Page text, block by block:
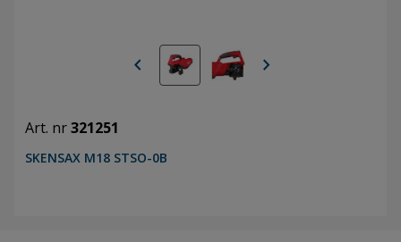
chevron_left chevron_right
Art. nr321251
SKENSAX M18 STSO-0B